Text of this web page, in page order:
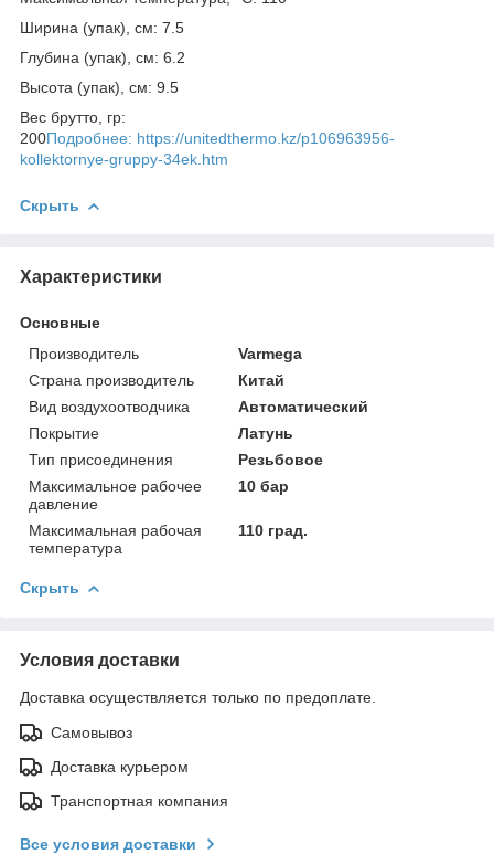
Ширина (упак), см: 7.5
Глубина (упак), см: 6.2
Высота (упак), см: 9.5
Вес брутто, гр:
200Подробнее: https://unitedthermo.kz/p106963956-
kollektornye-gruppy-34ek.htm
Скрыть
Характеристики
Основные
Производитель
Varmega
Страна производитель
Китай
Вид воздухоотводчика
Автоматический
Покрытие
Латунь
Тип присоединения
Резьбовое
Максимальное рабочее
давление
10 бар
Максимальная рабочая
температура
110 град.
Скрыть
Условия доставки
Доставка осуществляется только по предоплате.
Самовывоз
Доставка курьером
Транспортная компания
Все условия доставки